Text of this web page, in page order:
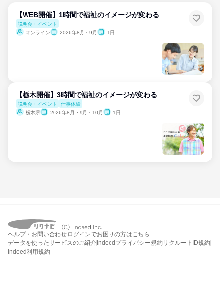
【WEB開催】1時間で福祉のイメージが変わる
説明会・イベント
オンライン
2026年8月・9月 1日
【栃木開催】3時間で福祉のイメージが変わる
説明会・イベント
仕事体験
栃木県
2026年8月・9月・10月 1日
ヘルプ・お問い合わせ ログインでお困りの方はこちら
データを使ったサービスのご紹介 Indeedプライバシー規約 リクルートID規約
Indeed利用規約